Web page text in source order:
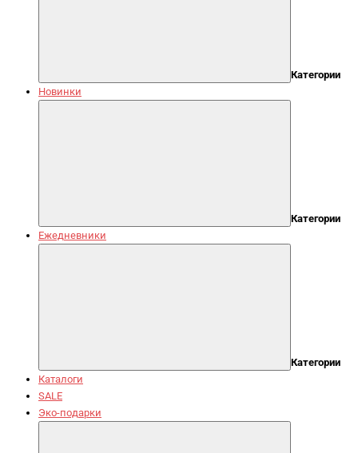
Категории
Новинки
Категории
Ежедневники
Категории
Каталоги
SALE
Эко-подарки